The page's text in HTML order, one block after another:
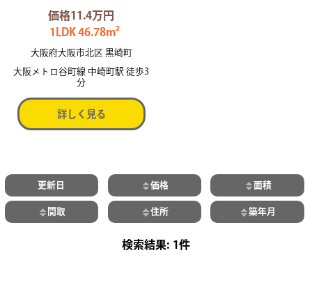
価格11.4万円
1LDK 46.78m²
大阪府大阪市北区 黒崎町
大阪メトロ谷町線 中崎町駅 徒歩3
分
詳しく見る
更新日 価格 面積
間取 住所 築年月
1件